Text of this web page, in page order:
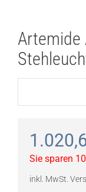
Artemide
Sie sparen
inkl. MwSt.